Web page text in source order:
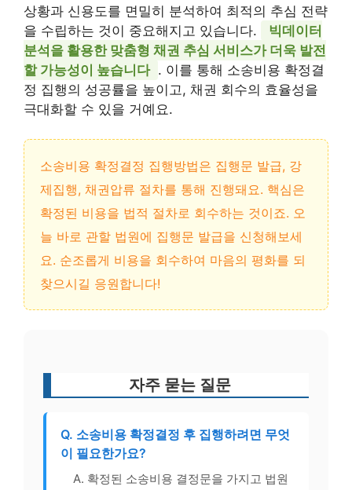
상황과 신용도를 면밀히 분석하여 최적의 추심 전략
을 수립하는 것이 중요해지고 있습니다.
빅데이터
분석을 활용한 맞춤형 채권 추심 서비스가 더욱 발전
할 가능성이 높습니다 . 이를 통해 소송비용 확정결
정 집행의 성공률을 높이고, 채권 회수의 효율성을
극대화할 수 있을 거예요.
소송비용 확정결정 집행방법은 집행문 발급, 강
제집행, 채권압류 절차를 통해 진행돼요. 핵심은
확정된 비용을 법적 절차로 회수하는 것이죠. 오
늘 바로 관할 법원에 집행문 발급을 신청해보세
요. 순조롭게 비용을 회수하여 마음의 평화를 되
찾으시길 응원합니다!
자주 묻는 질문
Q. 소송비용 확정결정 후 집행하려면 무엇
이 필요한가요?
A. 확정된 소송비용 결정문을 가지고 법원